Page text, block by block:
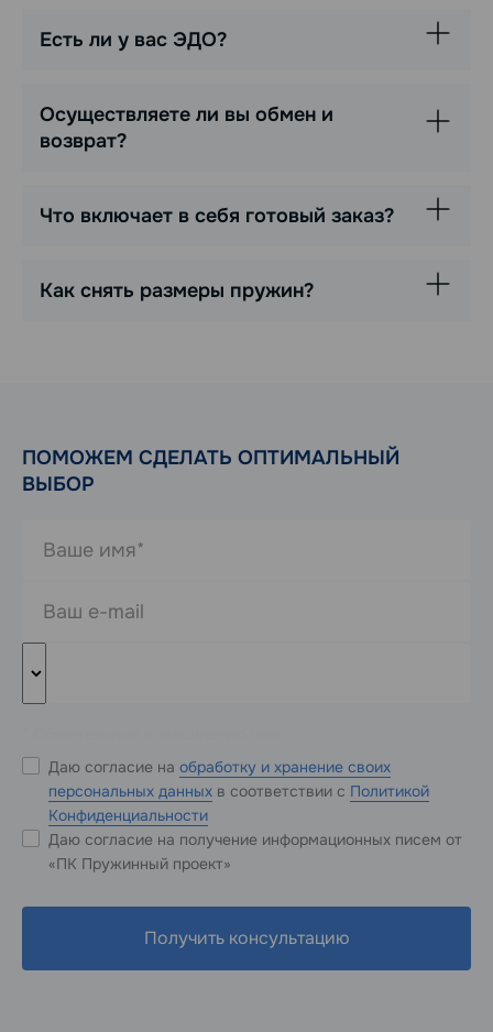
Есть ли у вас ЭДО?
Осуществляете ли вы обмен и
возврат?
Что включает в себя готовый заказ?
Как снять размеры пружин?
ПОМОЖЕМ СДЕЛАТЬ ОПТИМАЛЬНЫЙ
ВЫБОР
Даю согласие на обработку и хранение своих
персональных данных в соответствии с Политикой
Конфиденциальности
Даю согласие на получение информационных писем от
«ПК Пружинный проект»
Получить консультацию